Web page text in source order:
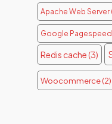
Apache Web Server
Google
Redis cache(3)
Woocommerce(2)